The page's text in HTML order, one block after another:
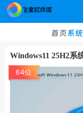
首页系统
Windows11 25H2系
64位